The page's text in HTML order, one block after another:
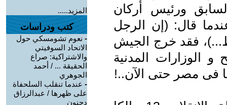
ورئيس أركان
قال: (إن الرجل
فقد خرج الجيش
الوزارات المدنية
فى مصر حتى الآن..!
المزيد.....
كتب ودراسات
- نعوم تشومسكي حول
الاتحاد السوفيتي
والاشتراكية: صراع
الحقيقة ... / أحمد
الجوهري
- عندما تنقلب السلحفاة
على ظهرها / عبدالرزاق
دحنون